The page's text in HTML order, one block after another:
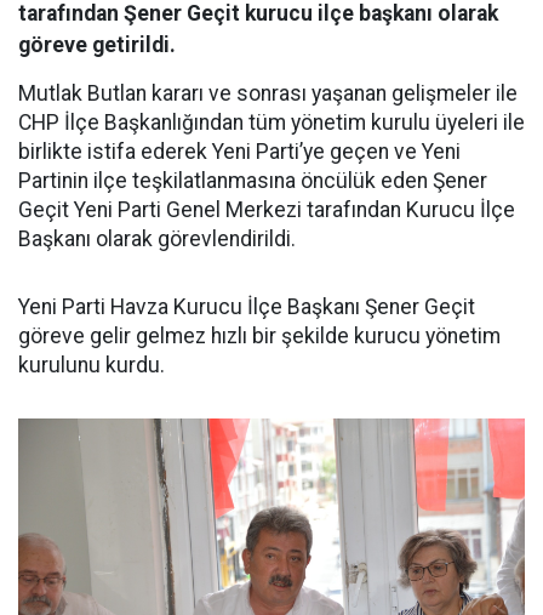
tarafından Şener Geçit kurucu ilçe başkanı olarak
göreve getirildi.
Mutlak Butlan kararı ve sonrası yaşanan gelişmeler ile
CHP İlçe Başkanlığından tüm yönetim kurulu üyeleri ile
birlikte istifa ederek Yeni Parti’ye geçen ve Yeni
Partinin ilçe teşkilatlanmasına öncülük eden Şener
Geçit Yeni Parti Genel Merkezi tarafından Kurucu İlçe
Başkanı olarak görevlendirildi.
Yeni Parti Havza Kurucu İlçe Başkanı Şener Geçit
göreve gelir gelmez hızlı bir şekilde kurucu yönetim
kurulunu kurdu.